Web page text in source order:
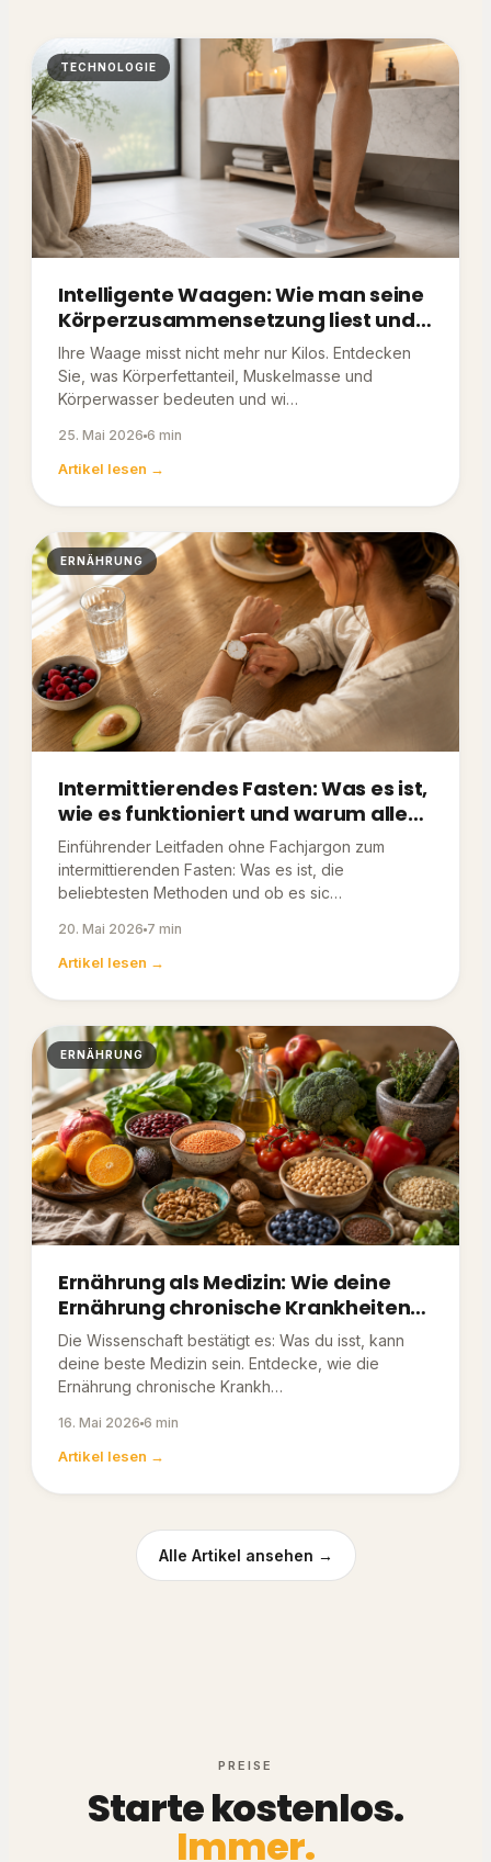
TECHNOLOGIE
Intelligente Waagen: Wie man seine
Körperzusammensetzung liest und
zu seinem Vorteil nutzt
Ihre Waage misst nicht mehr nur Kilos. Entdecken
Sie, was Körperfettanteil, Muskelmasse und
Körperwasser bedeuten und wi…
25. Mai 2026 6 min
Artikel lesen →
ERNÄHRUNG
Intermittierendes Fasten: Was es ist,
wie es funktioniert und warum alle
darüber reden
Einführender Leitfaden ohne Fachjargon zum
intermittierenden Fasten: Was es ist, die
beliebtesten Methoden und ob es sic…
20. Mai 2026 7 min
Artikel lesen →
ERNÄHRUNG
Ernährung als Medizin: Wie deine
Ernährung chronische Krankheiten
vorbeugen und umkehren kann
Die Wissenschaft bestätigt es: Was du isst, kann
deine beste Medizin sein. Entdecke, wie die
Ernährung chronische Krankh…
16. Mai 2026 6 min
Artikel lesen →
Alle Artikel ansehen →
PREISE
Starte kostenlos.
Immer.